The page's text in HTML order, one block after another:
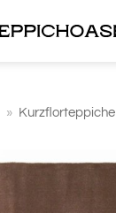
» Kurzflorteppiche